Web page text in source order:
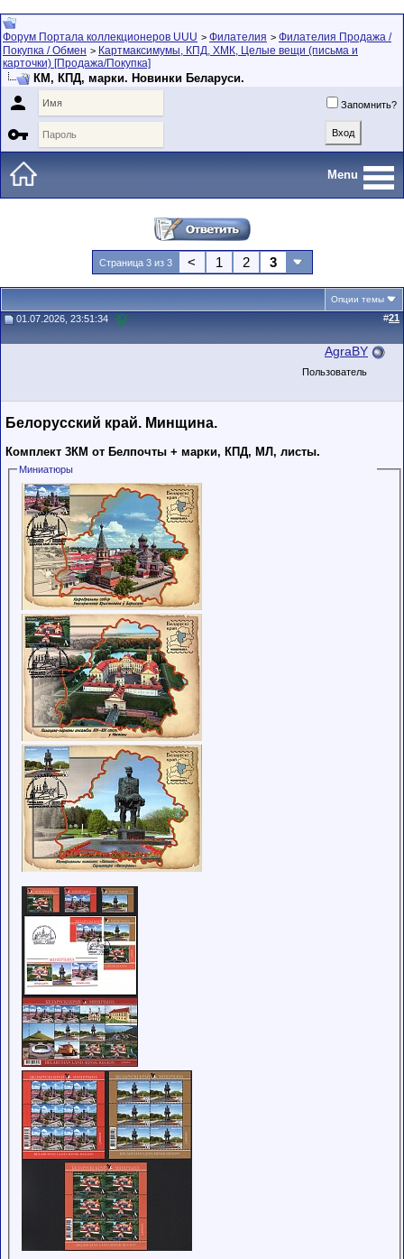
Форум Портала коллекционеров UUU > Филателия > Филателия Продажа /
Покупка / Обмен > Картмаксимумы, КПД, ХМК, Целые вещи (письма и
карточки) [Продажа/Покупка]
КМ, КПД, марки. Новинки Беларуси.
 Запомнить?

Menu
Страница 3 из 3 < 1 2 3
Опции темы
01.07.2026, 23:51:34 #21
AgraBY
Пользователь
Белорусский край. Минщина.
Комплект 3КМ от Белпочты + марки, КПД, МЛ, листы.
Миниатюры